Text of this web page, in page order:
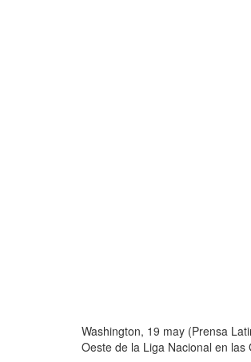
Washington, 19 may (Prensa
Oeste de la Liga Nacional en